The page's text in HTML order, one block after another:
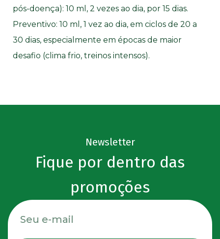
pós-doença): 10 ml, 2 vezes ao dia, por 15 dias.
Preventivo: 10 ml, 1 vez ao dia, em ciclos de 20 a
30 dias, especialmente em épocas de maior
desafio (clima frio, treinos intensos).
Newsletter
Fique por dentro das
promoções